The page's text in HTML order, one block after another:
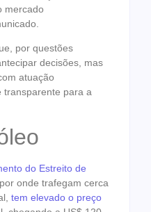
mercado
por questões
decisões, mas
atuação
transparente para a
do Estreito de
onde trafegam cerca
tem elevado o preço